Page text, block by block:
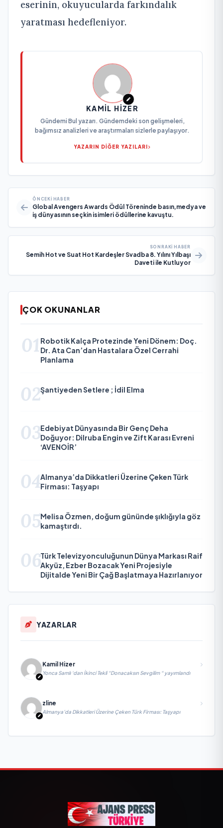
eserinin, okuyucularda farkındalık
yaratması hedefleniyor.
KAMIL HIZER
Gündemi Bul yazarı. Gündemdeki son gelişmeleri,
bağımsız analizleri ve araştırmaları sizlerle paylaşıyor.
YAZARIN DİĞER YAZILARI
ÖNCEKI HABER
Global Avengers Awards Ödül Töreninde basın,medya ve
iş dünyasının seçkin isimleri ödüllerine kavuştu.
SONRAKI HABER
Semih Hot ve Suat Hot Kardeşler Svadba 8. Yılını Yılbaşı
Daveti ile Kutluyor
ÇOK OKUNANLAR
01 Robotik Kalça Protezinde Yeni Dönem: Doç.
Dr. Ata Can’dan Hastalara Özel Cerrahi
Planlama
02Şantiyeden Setlere ; İdil Elma
03Edebiyat Dünyasında Bir Genç Deha
Doğuyor: Dilruba Engin ve Zift Karası Evreni
‘AVENOİR’
04Almanya’da Dikkatleri Üzerine Çeken Türk
Firması: Taşyapı
05Melisa Özmen, doğum gününde şıklığıyla göz
kamaştırdı.
06Türk Televizyonculuğunun Dünya Markası Raif
Akyüz, Ezber Bozacak Yeni Projesiyle
Dijitalde Yeni Bir Çağ Başlatmaya Hazırlanıyor
YAZARLAR
Kamil Hizer
Yonca Samlı ‘dan İkinci Tekli “Donacaksın Sevgilim “ yayımlandı
zline
Almanya’da Dikkatleri Üzerine Çeken Türk Firması: Taşyapı